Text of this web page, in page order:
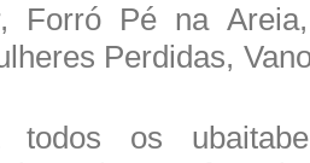
Forró Pé na
Perdidas,
todos os